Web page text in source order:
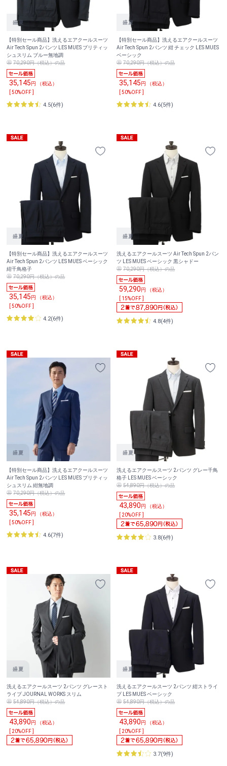
【特別セール商品】洗えるエアクールスーツ
Air Tech Spun 2パンツ LES MUES ブリティッ
シュスリム ブルー無地調
70,290円（税込）の品
35,145円 （税込）
[ 50%OFF ]
4.5(6件)
【特別セール商品】洗えるエアクールスーツ
Air Tech Spun 2パンツ 紺 チェック LES MUES
ベーシック
70,290円（税込）の品
35,145円 （税込）
[ 50%OFF ]
4.6(5件)
【特別セール商品】洗えるエアクールスーツ
Air Tech Spun 2パンツ LES MUES ベーシック
紺千鳥格子
70,290円（税込）の品
35,145円 （税込）
[ 50%OFF ]
4.2(6件)
洗えるエアクールスーツ Air Tech Spun 2パン
ツ LES MUES ベーシック 黒シャドー
70,290円（税込）の品
59,290円 （税込）
[ 15%OFF ]
4.8(4件)
【特別セール商品】洗えるエアクールスーツ
Air Tech Spun 2パンツ LES MUES ブリティッ
シュスリム 紺無地調
70,290円（税込）の品
35,145円 （税込）
[ 50%OFF ]
4.6(7件)
洗えるエアクールスーツ 2パンツ グレー千鳥
格子 LES MUES ベーシック
54,890円（税込）の品
43,890円 （税込）
[ 20%OFF ]
3.8(6件)
洗えるエアクールスーツ 2パンツ グレースト
ライプ JOURNAL WORKS スリム
54,890円（税込）の品
43,890円 （税込）
[ 20%OFF ]
洗えるエアクールスーツ 2パンツ 紺ストライ
プ LES MUES ベーシック
54,890円（税込）の品
43,890円 （税込）
[ 20%OFF ]
3.7(9件)